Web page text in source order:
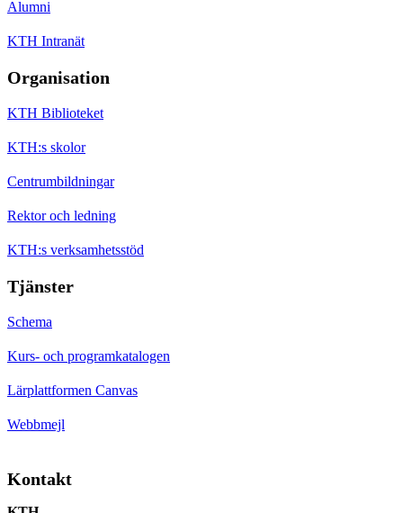
Alumni
KTH Intranät
Organisation
KTH Biblioteket
KTH:s skolor
Centrumbildningar
Rektor och ledning
KTH:s verksamhetsstöd
Tjänster
Schema
Kurs- och programkatalogen
Lärplattformen Canvas
Webbmejl
Kontakt